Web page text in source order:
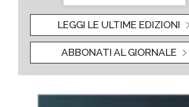
LEGGI LE ULTIME EDIZIONI
ABBONATI AL GIORNALE